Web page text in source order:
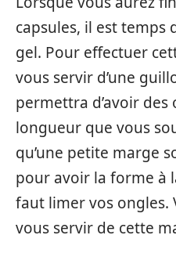
capsules, il est temps
gel. Pour effectuer
vous servir d’une
permettra d’avoir des
longueur que vous
qu’une petite marge
pour avoir la forme à
faut limer vos ongles.
vous servir de cette